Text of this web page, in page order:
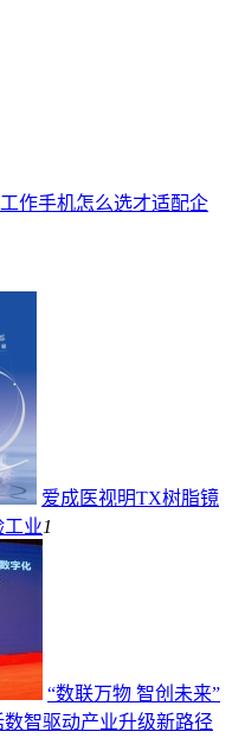
工作手机怎么选才适配企
爱成医视明TX树脂镜
工业1
“数联万物 智创未来”
智驱动产业升级新路径